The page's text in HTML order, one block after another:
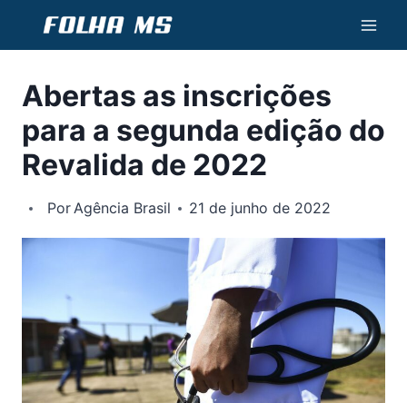
Conteúdo
Abertas as inscrições
para a segunda edição do
Revalida de 2022
PorAgência Brasil 21 de junho de 2022